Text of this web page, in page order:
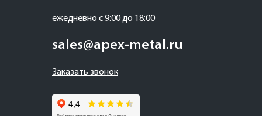
ежедневно с 9:00 до 18:00
sales@apex-metal.ru
Заказать звонок